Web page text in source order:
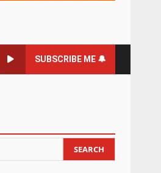
SUBSCRIBE ME 🔔
SEARCH